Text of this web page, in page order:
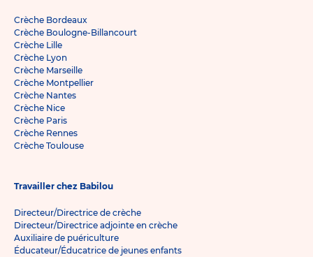
Crèche Bordeaux
Crèche Boulogne-Billancourt
Crèche Lille
Crèche Lyon
Crèche Marseille
Crèche Montpellier
Crèche Nantes
Crèche Nice
Crèche Paris
Crèche Rennes
Crèche Toulouse
Travailler chez Babilou
Directeur/Directrice de crèche
Directeur/Directrice adjointe en crèche
Auxiliaire de puériculture
Éducateur/Éducatrice de jeunes enfants